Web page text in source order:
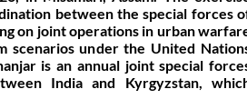
between the special forces
on joint operations in urban
scenarios under the United
is an annual joint special
India and Kyrgyzstan,